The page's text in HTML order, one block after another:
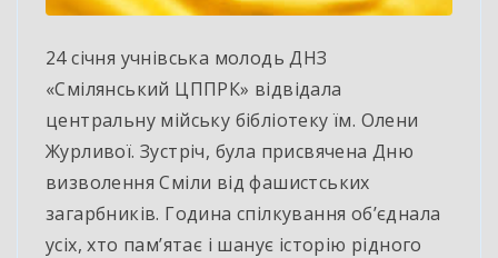
24 січня учнівська молодь ДНЗ
«Смілянський ЦППРК» відвідала
центральну мійську бібліотеку їм. Олени
Журливої. Зустріч, була присвячена Дню
визволення Сміли від фашистських
загарбників. Година спілкування об’єднала
усіх, хто пам’ятає і шанує історію рідного